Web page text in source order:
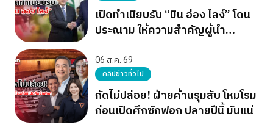
เปิดทำเนียบรับ “มิน อ่อง ไลง์” โดน
ประณาม ให้ความสำคัญผู้นำ
06 ส.ค. 69
คลิปข่าวทั่วไป
กัดไม่ปล่อย! ฝ่ายค้านรุมสับ โหมโรม
ก่อนเปิดศึกซักฟอก ปลายปีนี้ มันแน่